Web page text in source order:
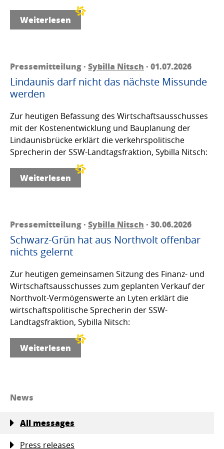
Weiterlesen
Pressemitteilung · Sybilla Nitsch · 01.07.2026
Lindaunis darf nicht das nächste Missunde
werden
Zur heutigen Befassung des Wirtschaftsausschusses
mit der Kostenentwicklung und Bauplanung der
Lindaunisbrücke erklärt die verkehrspolitische
Sprecherin der SSW-Landtagsfraktion, Sybilla Nitsch:
Weiterlesen
Pressemitteilung · Sybilla Nitsch · 30.06.2026
Schwarz-Grün hat aus Northvolt offenbar
nichts gelernt
Zur heutigen gemeinsamen Sitzung des Finanz- und
Wirtschaftsausschusses zum geplanten Verkauf der
Northvolt-Vermögenswerte an Lyten erklärt die
wirtschaftspolitische Sprecherin der SSW-
Landtagsfraktion, Sybilla Nitsch:
Weiterlesen
News
All messages
Press releases